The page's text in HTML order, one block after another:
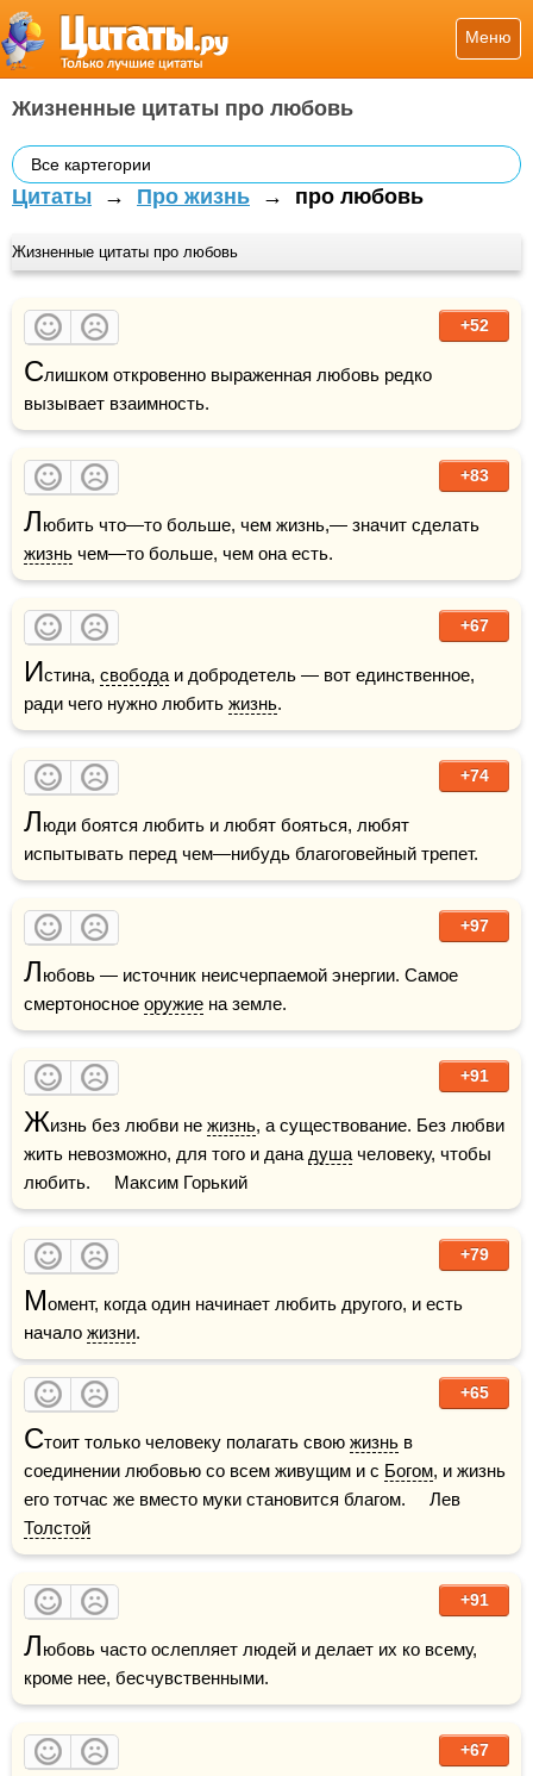
Меню
Жизненные цитаты про любовь
Все картегории
Цитаты → Про жизнь → про любовь
Жизненные цитаты про любовь
+52
Слишком откровенно выраженная любовь редко
вызывает взаимность.
+83
Л
жизнь чем—то больше, чем она есть.
+67
Истина, свобода и добродетель — вот единственное,
ради чего нужно любить жизнь.
+74
Люди боятся любить и любят бояться, любят
испытывать перед чем—нибудь благоговейный трепет.
+97
Любовь — источник неисчерпаемой энергии. Самое
смертоносное оружие на земле.
+91
Жизнь без любви не жизнь, а существование. Без любви
жить невозможно, для того и дана душа человеку, чтобы
любить.     Максим Горький
+79
Момент, когда один начинает любить другого, и есть
начало жизни.
+65
Стоит только человеку полагать свою жизнь в
соединении любовью со всем живущим и с Богом, и жизнь
Толстой
+91
Любовь часто ослепляет людей и делает их ко всему,
кроме нее, бесчувственными.
+67